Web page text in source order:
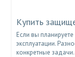
Купить
Если вы
эксплуатации.
конкретные задачи.